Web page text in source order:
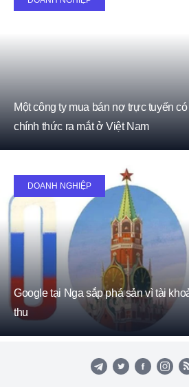
Một công ty mua bán nợ trực tuyến
chính thức ra mắt ở Việt Nam
DOANH NGHIỆP
Google tại Nga sắp phá sản vì tài
thu